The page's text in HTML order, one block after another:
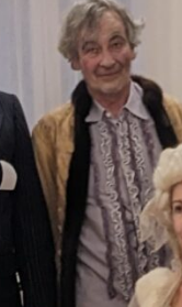
werden soll
grosse
können.
Sendung vom
Moderation:
Redaktion: